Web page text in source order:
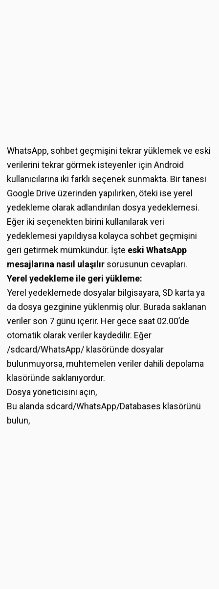
WhatsApp, sohbet geçmişini tekrar yüklemek ve eski
verilerini tekrar görmek isteyenler için Android
kullanıcılarına iki farklı seçenek sunmakta. Bir tanesi
Google Drive üzerinden yapılırken, öteki ise yerel
yedekleme olarak adlandırılan dosya yedeklemesi.
Eğer iki seçenekten birini kullanılarak veri
yedeklemesi yapıldıysa kolayca sohbet geçmişini
geri getirmek mümkündür. İşte eski WhatsApp
mesajlarına nasıl ulaşılır sorusunun cevapları.
Yerel yedekleme ile geri yükleme:
Yerel yedeklemede dosyalar bilgisayara, SD karta ya
da dosya gezginine yüklenmiş olur. Burada saklanan
veriler son 7 günü içerir. Her gece saat 02.00’de
otomatik olarak veriler kaydedilir. Eğer
/sdcard/WhatsApp/ klasöründe dosyalar
bulunmuyorsa, muhtemelen veriler dahili depolama
klasöründe saklanıyordur.
Dosya yöneticisini açın,
Bu alanda sdcard/WhatsApp/Databases klasörünü
bulun,